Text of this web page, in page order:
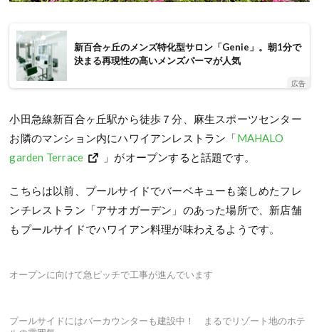
新百合ヶ丘のメンズ特化型サロン「Genie」。朝1分で
決まる再現性の高いメンズパーマが人気
広告
小田急線新百合ヶ丘駅から徒歩７分、麻生スポーツセンター
お隣のマンション内にハワイアンレストラン「MAHALO
garden Terrace
」がオープンすると話題です。
こちらは以前、プールサイドでバーベキューも楽しめたフレ
ンチレストラン「アサオガーデン」のあった場所で、新店舗
もプールサイドでハワイアン料理が味わえるようです。
オープンに向けて急ピッチで工事が進んでいます
プールサイドにはバーカウンターも建設中！ まるでリゾート地のホテ